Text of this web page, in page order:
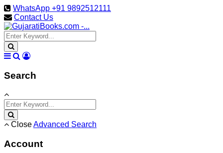
WhatsApp +91 9892512111
Contact Us
Search
CloseAdvanced Search
Account